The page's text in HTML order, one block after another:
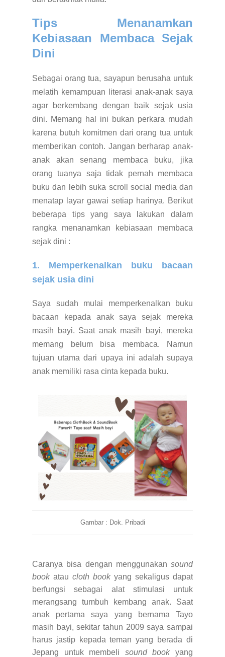
Tips Menanamkan
Kebiasaan Membaca Sejak
Dini
Sebagai orang tua, sayapun berusaha untuk
melatih kemampuan literasi anak-anak saya
agar berkembang dengan baik sejak usia
dini. Memang hal ini bukan perkara mudah
karena butuh komitmen dari orang tua untuk
memberikan contoh. Jangan berharap anak-
anak akan senang membaca buku, jika
orang tuanya saja tidak pernah membaca
buku dan lebih suka scroll social media dan
menatap layar gawai setiap harinya. Berikut
beberapa tips yang saya lakukan dalam
rangka menanamkan kebiasaan membaca
sejak dini :
1. Memperkenalkan buku bacaan
sejak usia dini
Saya sudah mulai memperkenalkan buku
bacaan kepada anak saya sejak mereka
masih bayi. Saat anak masih bayi, mereka
memang belum bisa membaca. Namun
tujuan utama dari upaya ini adalah supaya
anak memiliki rasa cinta kepada buku.
Gambar : Dok. Pribadi
Caranya bisa dengan menggunakan sound
bookatau cloth bookyang sekaligus dapat
berfungsi sebagai alat stimulasi untuk
merangsang tumbuh kembang anak. Saat
anak pertama saya yang bernama Tayo
masih bayi, sekitar tahun 2009 saya sampai
harus jastip kepada teman yang berada di
Jepang untuk membeli sound bookyang